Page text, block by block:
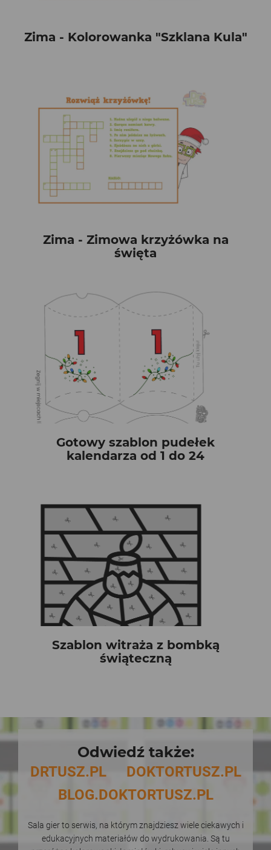
Zima - Kolorowanka "Szklana Kula"
Zima - Zimowa krzyżówka na
święta
Gotowy szablon pudełek
kalendarza od 1 do 24
Szablon witraża z bombką
świąteczną
Odwiedź także:
DRTUSZ.PL
DOKTORTUSZ.PL
BLOG.DOKTORTUSZ.PL
Sala gier to serwis, na którym znajdziesz wiele ciekawych i
edukacyjnych materiałów do wydrukowania. Są tu